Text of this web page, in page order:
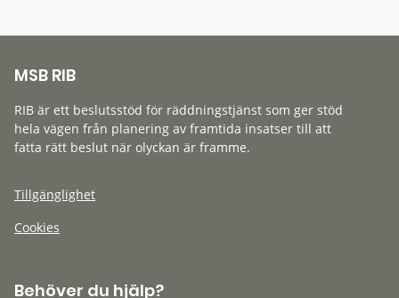
MSB RIB
RIB är ett beslutsstöd för räddningstjänst som ger stöd
hela vägen från planering av framtida insatser till att
fatta rätt beslut när olyckan är framme.
Tillgänglighet
Cookies
Behöver du hjälp?